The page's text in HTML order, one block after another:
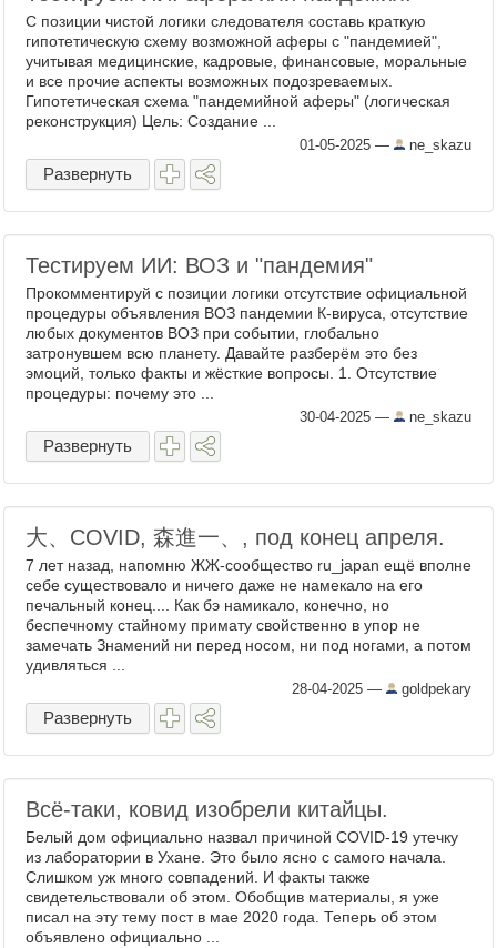
С позиции чистой логики следователя составь краткую
гипотетическую схему возможной аферы с "пандемией",
учитывая медицинские, кадровые, финансовые, моральные
и все прочие аспекты возможных подозреваемых.
Гипотетическая схема "пандемийной аферы" (логическая
реконструкция) Цель: Создание ...
01-05-2025 — ne_skazu
Развернуть
Тестируем ИИ: ВОЗ и "пандемия"
Прокомментируй с позиции логики отсутствие официальной
процедуры объявления ВОЗ пандемии К-вируса, отсутствие
любых документов ВОЗ при событии, глобально
затронувшем всю планету. Давайте разберём это без
эмоций, только факты и жёсткие вопросы. 1. Отсутствие
процедуры: почему это ...
30-04-2025 — ne_skazu
Развернуть
大、COVID, 森進一、, под конец апреля.
7 лет назад, напомню ЖЖ-сообщество ru_japan ещё вполне
себе существовало и ничего даже не намекало на его
печальный конец.... Как бэ намикало, конечно, но
беспечному стайному примату свойственно в упор не
замечать Знамений ни перед носом, ни под ногами, а потом
удивляться ...
28-04-2025 — goldpekary
Развернуть
Всё-таки, ковид изобрели китайцы.
Белый дом официально назвал причиной COVID-19 утечку
из лаборатории в Ухане. Это было ясно с самого начала.
Слишком уж много совпадений. И факты также
свидетельствовали об этом. Обобщив материалы, я уже
писал на эту тему пост в мае 2020 года. Теперь об этом
объявлено официально ...